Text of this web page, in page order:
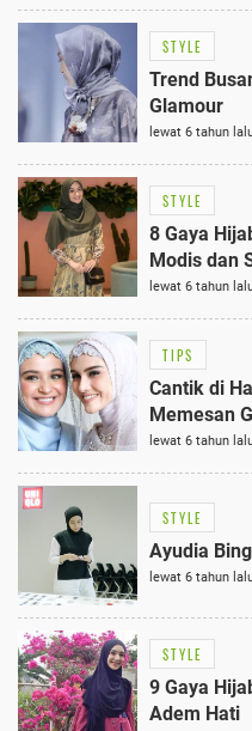
STYLE
Trend
Glamour
lewat 6 tahun
STYLE
8 Gaya
Modis dan
lewat 6 tahun
TIPS
Cantik di
Memesan
lewat 6 tahun
STYLE
Ayudia
lewat 6 tahun
STYLE
9 Gaya
Adem Hati